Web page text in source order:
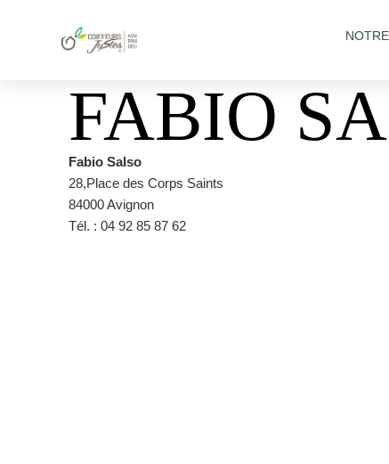
FABIO
Fabio Salso
28,Place des Corps Saints
84000 Avignon
Tél. : 04 92 85 87 62